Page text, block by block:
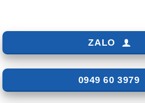
ZALO
0949 60 3979